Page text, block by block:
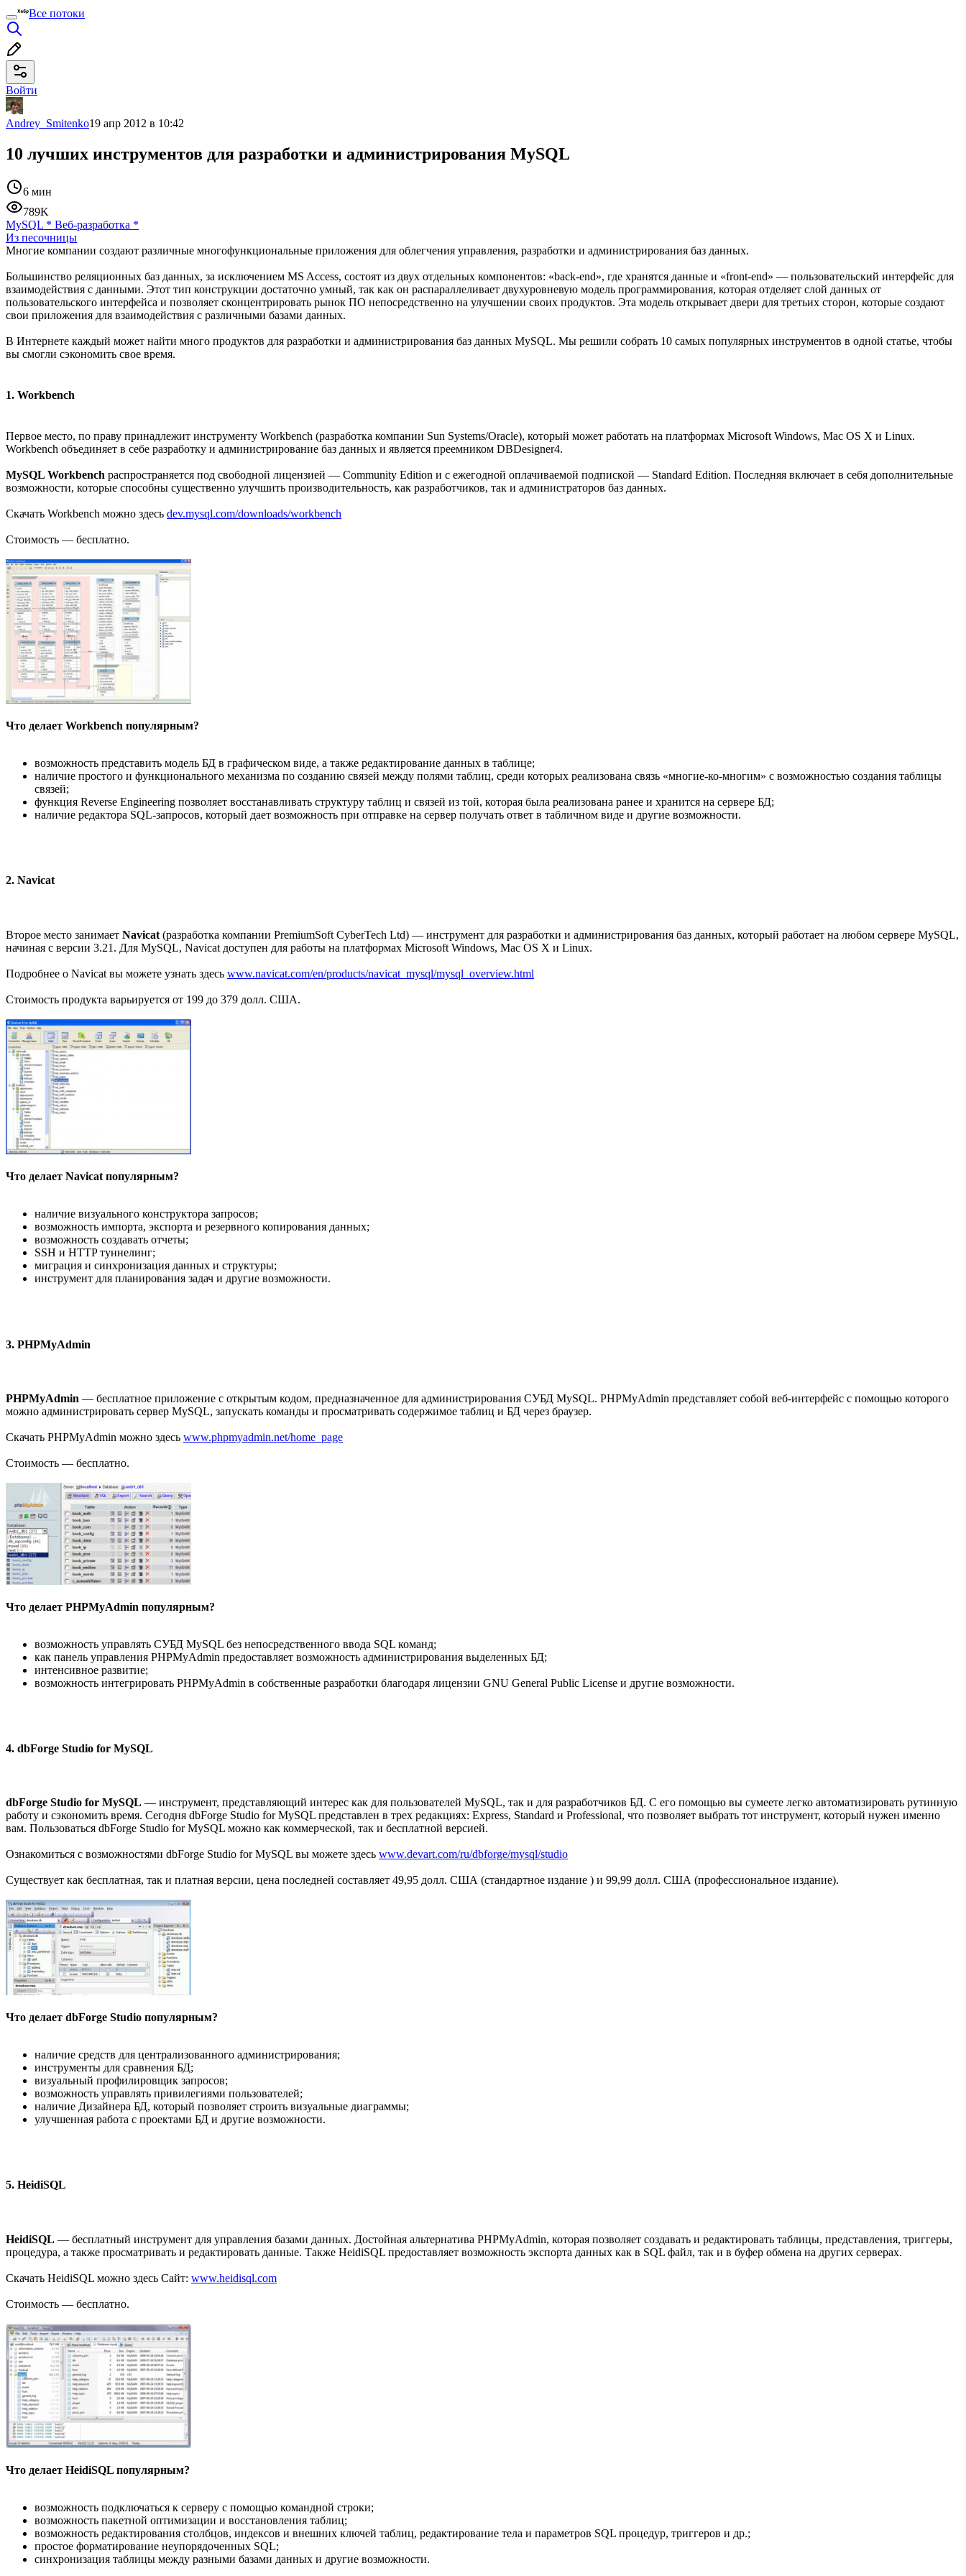
Все потоки
Войти
Andrey_Smitenko19 апр 2012 в 10:42
10 лучших инструментов для разработки и администрирования MySQL
6 мин
789K
MySQL * Веб-разработка *
Из песочницы
Многие компании создают различные многофункциональные приложения для облегчения управления, разработки и администрирования баз данных.
Большинство реляционных баз данных, за исключением MS Access, состоят из двух отдельных компонентов: «back-end», где хранятся данные и «front-end» — пользовательский интерфейс для
взаимодействия с данными. Этот тип конструкции достаточно умный, так как он распараллеливает двухуровневую модель программирования, которая отделяет слой данных от
пользовательского интерфейса и позволяет сконцентрировать рынок ПО непосредственно на улучшении своих продуктов. Эта модель открывает двери для третьих сторон, которые создают
свои приложения для взаимодействия с различными базами данных.
В Интернете каждый может найти много продуктов для разработки и администрирования баз данных MySQL. Мы решили собрать 10 самых популярных инструментов в одной статье, чтобы
вы смогли сэкономить свое время.
1. Workbench
Первое место, по праву принадлежит инструменту Workbench (разработка компании Sun Systems/Oracle), который может работать на платформах Microsoft Windows, Mac OS X и Linux.
Workbench объединяет в себе разработку и администрирование баз данных и является преемником DBDesigner4.
MySQL Workbench распространяется под свободной лицензией — Community Edition и с ежегодной оплачиваемой подпиской — Standard Edition. Последняя включает в себя дополнительные
возможности, которые способны существенно улучшить производительность, как разработчиков, так и администраторов баз данных.
Скачать Workbench можно здесь dev.mysql.com/downloads/workbench
Стоимость — бесплатно.
Что делает Workbench популярным?
возможность представить модель БД в графическом виде, а также редактирование данных в таблице;
наличие простого и функционального механизма по созданию связей между полями таблиц, среди которых реализована связь «многие-ко-многим» с возможностью создания таблицы
связей;
функция Reverse Engineering позволяет восстанавливать структуру таблиц и связей из той, которая была реализована ранее и хранится на сервере БД;
наличие редактора SQL-запросов, который дает возможность при отправке на сервер получать ответ в табличном виде и другие возможности.
2. Navicat
Второе место занимает Navicat (разработка компании PremiumSoft CyberTech Ltd) — инструмент для разработки и администрирования баз данных, который работает на любом сервере MySQL,
начиная с версии 3.21. Для MySQL, Navicat доступен для работы на платформах Microsoft Windows, Mac OS X и Linux.
Подробнее о Navicat вы можете узнать здесь www.navicat.com/en/products/navicat_mysql/mysql_overview.html
Стоимость продукта варьируется от 199 до 379 долл. США.
Что делает Navicat популярным?
наличие визуального конструктора запросов;
возможность импорта, экспорта и резервного копирования данных;
возможность создавать отчеты;
SSH и HTTP туннелинг;
миграция и синхронизация данных и структуры;
инструмент для планирования задач и другие возможности.
3. PHPMyAdmin
PHPMyAdmin — бесплатное приложение с открытым кодом, предназначенное для администрирования СУБД MySQL. PHPMyAdmin представляет собой веб-интерфейс с помощью которого
можно администрировать сервер MySQL, запускать команды и просматривать содержимое таблиц и БД через браузер.
Скачать PHPMyAdmin можно здесь www.phpmyadmin.net/home_page
Стоимость — бесплатно.
Что делает PHPMyAdmin популярным?
возможность управлять СУБД MySQL без непосредственного ввода SQL команд;
как панель управления PHPMyAdmin предоставляет возможность администрирования выделенных БД;
интенсивное развитие;
возможность интегрировать PHPMyAdmin в собственные разработки благодаря лицензии GNU General Public License и другие возможности.
4. dbForge Studio for MySQL
dbForge Studio for MySQL — инструмент, представляющий интерес как для пользователей MySQL, так и для разработчиков БД. С его помощью вы сумеете легко автоматизировать рутинную
работу и сэкономить время. Сегодня dbForge Studio for MySQL представлен в трех редакциях: Express, Standard и Professional, что позволяет выбрать тот инструмент, который нужен именно
вам. Пользоваться dbForge Studio for MySQL можно как коммерческой, так и бесплатной версией.
Ознакомиться с возможностями dbForge Studio for MySQL вы можете здесь www.devart.com/ru/dbforge/mysql/studio
Существует как бесплатная, так и платная версии, цена последней составляет 49,95 долл. США (стандартное издание ) и 99,99 долл. США (профессиональное издание).
Что делает dbForge Studio популярным?
наличие средств для централизованного администрирования;
инструменты для сравнения БД;
визуальный профилировщик запросов;
возможность управлять привилегиями пользователей;
наличие Дизайнера БД, который позволяет строить визуальные диаграммы;
улучшенная работа с проектами БД и другие возможности.
5. HeidiSQL
HeidiSQL — бесплатный инструмент для управления базами данных. Достойная альтернатива PHPMyAdmin, которая позволяет создавать и редактировать таблицы, представления, триггеры,
процедура, а также просматривать и редактировать данные. Также HeidiSQL предоставляет возможность экспорта данных как в SQL файл, так и в буфер обмена на других серверах.
Скачать HeidiSQL можно здесь Сайт: www.heidisql.com
Стоимость — бесплатно.
Что делает HeidiSQL популярным?
возможность подключаться к серверу с помощью командной строки;
возможность пакетной оптимизации и восстановления таблиц;
возможность редактирования столбцов, индексов и внешних ключей таблиц, редактирование тела и параметров SQL процедур, триггеров и др.;
простое форматирование неупорядоченных SQL;
синхронизация таблицы между разными базами данных и другие возможности.